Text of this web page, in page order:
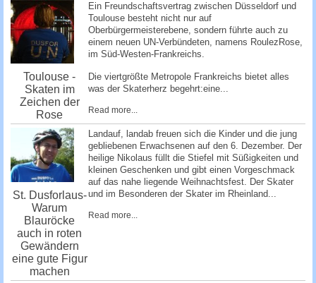
Toulouse -
Skaten im
Zeichen der
Rose
Ein Freundschaftsvertrag zwischen Düsseldorf und
Toulouse besteht nicht nur auf
Oberbürgermeisterebene, sondern führte auch zu
einem neuen UN-Verbündeten, namens RoulezRose,
im Süd-Westen-Frankreichs.
Die viertgrößte Metropole Frankreichs bietet alles
was der Skaterherz begehrt:eine...
Read more...
St. Dusforlaus-
Warum
Blauröcke
auch in roten
Gewändern
eine gute Figur
machen
Landauf, landab freuen sich die Kinder und die jung
gebliebenen Erwachsenen auf den 6. Dezember. Der
heilige Nikolaus füllt die Stiefel mit Süßigkeiten und
kleinen Geschenken und gibt einen Vorgeschmack
auf das nahe liegende Weihnachtsfest. Der Skater
und im Besonderen der Skater im Rheinland...
Read more...